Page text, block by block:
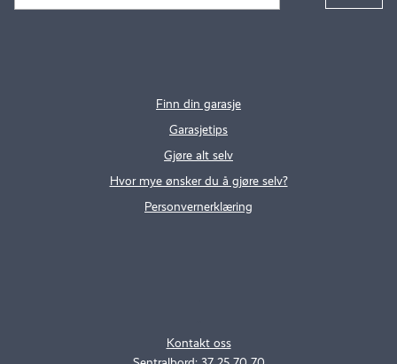
Kontakt oss
Finn din garasje
Garasjetips
Gjøre alt selv
Hvor mye ønsker du å gjøre selv?
Personvernerklæring